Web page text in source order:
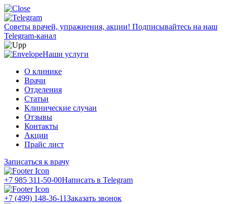
Советы врачей, упражнения, акции! Подписывайтесь на наш
Telegram-канал
Наши услуги
О клинике
Врачи
Отделения
Статьи
Клинические случаи
Отзывы
Контакты
Акции
Прайс лист
Записаться к врачу
+7 985 311-50-00Написать в Telegram
+7 (499) 148-36-11Заказать звонок